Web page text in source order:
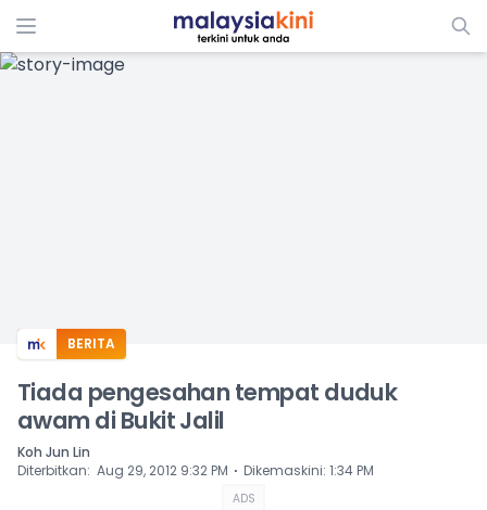
ADS
BERITA
Tiada pengesahan tempat duduk
awam di Bukit Jalil
Koh Jun Lin
Diterbitkan: Aug 29, 2012 9:32 PM ⋅ Dikemaskini: 1:34 PM
ADS